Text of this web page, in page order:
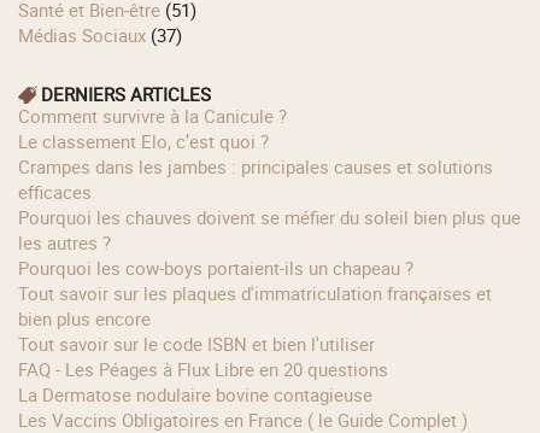
Santé et Bien-être (51)
Médias Sociaux (37)
DERNIERS ARTICLES
Comment survivre à la Canicule ?
Le classement Elo, c’est quoi ?
Crampes dans les jambes : principales causes et solutions
efficaces
Pourquoi les chauves doivent se méfier du soleil bien plus que
les autres ?
Pourquoi les cow‑boys portaient‑ils un chapeau ?
Tout savoir sur les plaques d'immatriculation françaises et
bien plus encore
Tout savoir sur le code ISBN et bien l'utiliser
FAQ - Les Péages à Flux Libre en 20 questions
La Dermatose nodulaire bovine contagieuse
Les Vaccins Obligatoires en France ( le Guide Complet )